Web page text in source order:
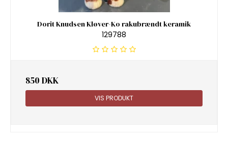
Dorit Knudsen Kløver-Ko rakubrændt keramik
129788
850 DKK
VIS PRODUKT